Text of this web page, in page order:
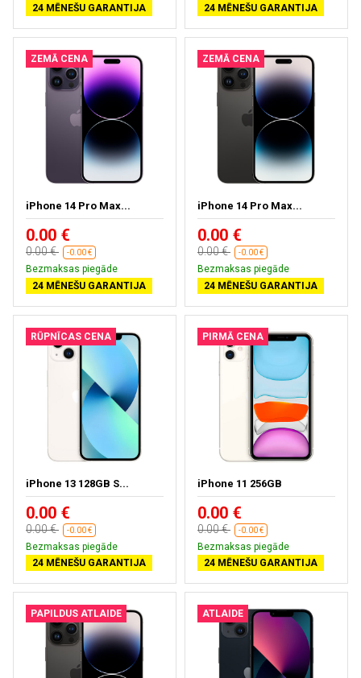
24 MĒNEŠU GARANTIJA
24 MĒNEŠU GARANTIJA
ZEMĀ CENA
iPhone 14 Pro Max...
0.00 €
0.00 € -0.00 €
Bezmaksas piegāde
24 MĒNEŠU GARANTIJA
ZEMĀ CENA
iPhone 14 Pro Max...
0.00 €
0.00 € -0.00 €
Bezmaksas piegāde
24 MĒNEŠU GARANTIJA
RŪPNĪCAS CENA
iPhone 13 128GB S...
0.00 €
0.00 € -0.00 €
Bezmaksas piegāde
24 MĒNEŠU GARANTIJA
PIRMĀ CENA
iPhone 11 256GB
0.00 €
0.00 € -0.00 €
Bezmaksas piegāde
24 MĒNEŠU GARANTIJA
PAPILDUS ATLAIDE ATLAIDE